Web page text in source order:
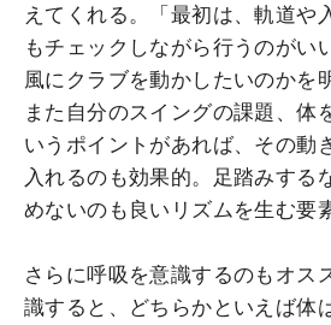
えてくれる。「最初は、軌道や
もチェックしながら行うのがい
風にクラブを動かしたいのかを
また自分のスイングの課題、体
いうポイントがあれば、その動
入れるのも効果的。足踏みする
めないのも良いリズムを生む要
さらに呼吸を意識するのもオス
識すると、どちらかといえば体